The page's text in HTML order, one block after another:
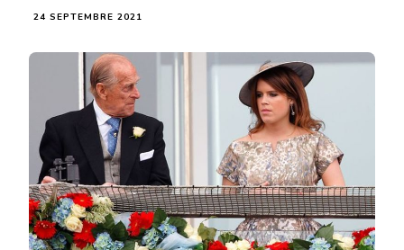
24 SEPTEMBRE 2021